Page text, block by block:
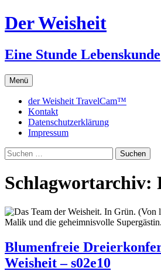
Zum
Inhalt
Der Weisheit
Eine Stunde Lebenskunde
Menü
der Weisheit TravelCam™
Kontakt
Datenschutzerklärung
Impressum
Suchen
nach:
Schlagwortarchiv:
Blumenfreie
Weisheit – s02e10